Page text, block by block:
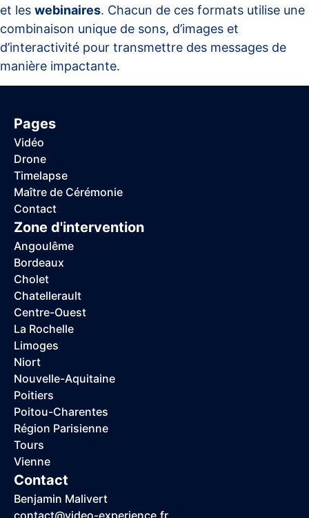
et les webinaires. Chacun de ces formats utilise une
combinaison unique de sons, d’images et
d’interactivité pour transmettre des messages de
manière impactante.
Pages
Vidéo
Drone
Timelapse
Maître de Cérémonie
Contact
Zone d'intervention
Angoulême
Bordeaux
Cholet
Chatellerault
Centre-Ouest
La Rochelle
Limoges
Niort
Nouvelle-Aquitaine
Poitiers
Poitou-Charentes
Région Parisienne
Tours
Vienne
Contact
Benjamin Malivert
contact@video-experience.fr